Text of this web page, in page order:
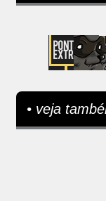
• veja